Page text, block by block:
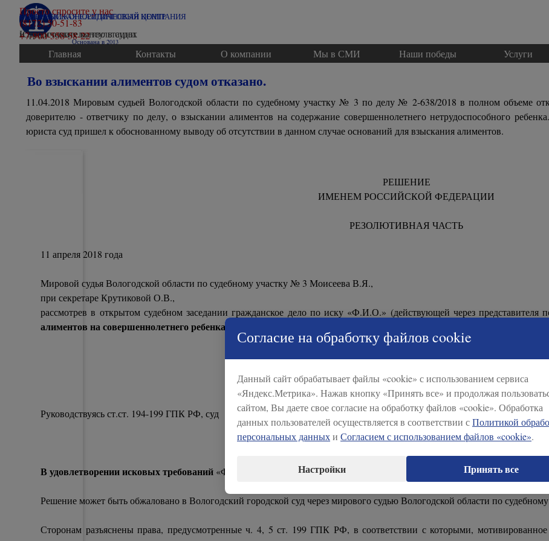
Согласие на обработку файлов cookie
Данный сайт обрабатывает файлы «cookie» с использованием сервиса
«Яндекс.Метрика». Нажав кнопку «Принять все» и продолжая
сайтом, Вы даете свое согласие на обработку файлов «cookie». Обработка
данных пользователей осуществляется в соответствии сПолитикой
персональных данныхи Согласием с использованием файлов «cookie».
Настройки Принять все
Перейти к контенту
ВОЛОГОДСКАЯ ЮРИДИЧЕСКАЯ КОМПАНИЯ
СЕВЕРНЫЙ КОНСАЛТИНГОВЫЙ ЦЕНТР
Юридические консультации
и представительство в судах
Просто спросите у нас
(8172) 50-51-83
+7-900-558-58-22Основана в 2013
Пропустить меню
Главная Контакты О компании ▼
Мы в СМИ Наши победы ▼
Услуги
Во взыскании алиментов судом отказано.
11.04.2018 Мировым судьей Вологодской области по судебному участку № 3 по делу № 2-638/2018 в полном объеме
доверителю - ответчику по делу, о взыскании алиментов на содержание совершеннолетнего нетрудоспособного
юриста суд пришел к обоснованному выводу об отсутствии в данном случае оснований для взыскания алиментов.
РЕШЕНИЕ
ИМЕНЕМ РОССИЙСКОЙ ФЕДЕРАЦИИ
РЕЗОЛЮТИВНАЯ ЧАСТЬ
11 апреля 2018 года город
Мировой судья Вологодской области по судебному участку № 3 Моисеева В.Я.,
при секретаре Крутиковой О.В.,
рассмотрев в открытом судебном заседании гражданское дело по иску «Ф.И.О.» (действующей через
алиментов на совершеннолетнего ребенка,
Руководствуясь ст.ст. 194-199 ГПК РФ, суд
РЕШИЛ:
В удовлетворении исковых требований «Ф.И.О.» к «Ф.И.О.»о взыскание алиментов на совершеннолетнего ребенка
Решение может быть обжаловано в Вологодский городской суд через мирового судью Вологодской области по
Сторонам разъяснены права, предусмотренные ч. 4, 5 ст. 199 ГПК РФ, в соответствии с которыми,